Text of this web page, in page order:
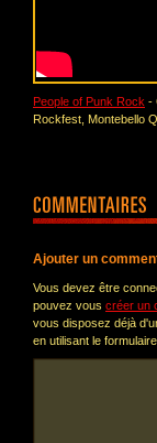
People of Punk Rock -
Rockfest, Montebello
Ajouter un
Vous devez être
pouvez vous créer un
vous disposez déjà
en utilisant le